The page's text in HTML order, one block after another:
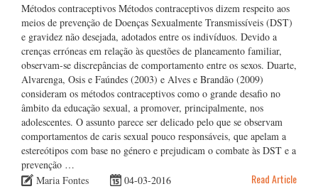
Métodos contraceptivos Métodos contraceptivos dizem respeito aos
meios de prevenção de Doenças Sexualmente Transmissíveis (DST)
e gravidez não desejada, adotados entre os indivíduos. Devido a
crenças erróneas em relação às questões de planeamento familiar,
observam-se discrepâncias de comportamento entre os sexos. Duarte,
Alvarenga, Osis e Faúndes (2003) e Alves e Brandão (2009)
consideram os métodos contraceptivos como o grande desafio no
âmbito da educação sexual, a promover, principalmente, nos
adolescentes. O assunto parece ser delicado pelo que se observam
comportamentos de caris sexual pouco responsáveis, que apelam a
estereótipos com base no género e prejudicam o combate às DST e a
prevenção …
Maria Fontes
04-03-2016 Read Article